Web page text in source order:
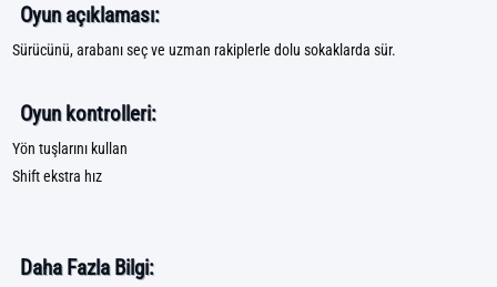
Oyun açıklaması:
Sürücünü, arabanı seç ve uzman rakiplerle dolu sokaklarda sür.
Oyun kontrolleri:
Yön tuşlarını kullan
Shift ekstra hız
Daha Fazla Bilgi: